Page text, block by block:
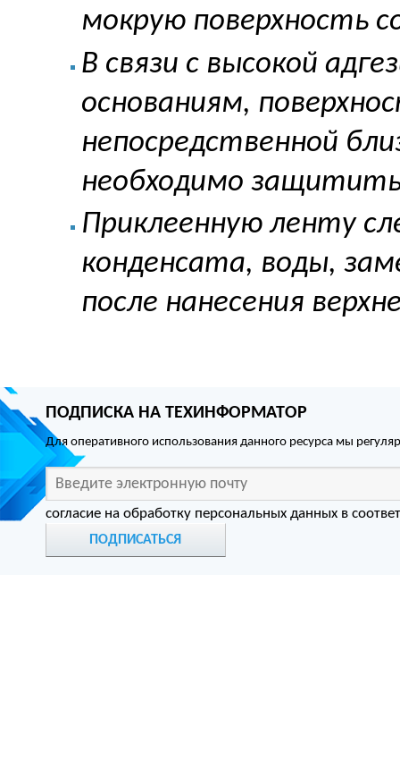
мокрую поверхность
В связи с высокой
основаниям,
непосредственной
необходимо
Приклеенную ленту
конденсата, воды,
после нанесения
ПОДПИСКА НА ТЕХИНФОРМАТОР
Для оперативного использования данного ресурса мы
согласие на обработку персональных данных в